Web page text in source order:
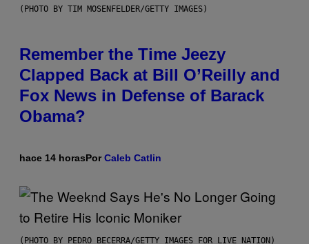
(PHOTO BY TIM MOSENFELDER/GETTY IMAGES)
Remember the Time Jeezy
Clapped Back at Bill O’Reilly and
Fox News in Defense of Barack
Obama?
hace 14 horasPorCaleb Catlin
(PHOTO BY PEDRO BECERRA/GETTY IMAGES FOR LIVE NATION)